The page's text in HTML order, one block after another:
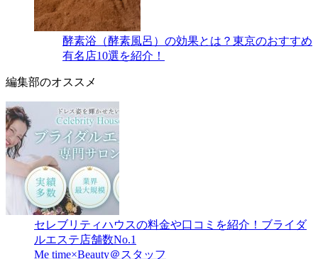
酵素浴（酵素風呂）の効果とは？東京のおすすめ
有名店10選を紹介！
編集部のオススメ
セレブリティハウスの料金や口コミを紹介！ブライダ
ルエステ店舗数No.1
Me time×Beauty＠スタッフ